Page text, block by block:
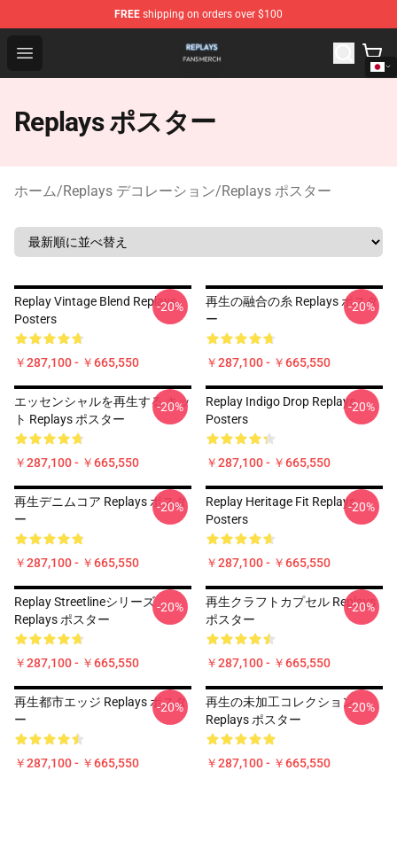
FREE shipping on orders over $100
Open menu
Replays Shop - Official Replays Merchandise Store
Replays ポスター
ホーム/Replays デコレーション/Replays ポスター
Replay Vintage Blend Replays
Posters
￥287,100 - ￥665,550
-20%
再生の融合の糸 Replays ポスタ
ー
￥287,100 - ￥665,550
-20%
エッセンシャルを再生する キッ
ト Replays ポスター
￥287,100 - ￥665,550
-20%
Replay Indigo Drop Replays
Posters
￥287,100 - ￥665,550
-20%
再生デニムコア Replays ポスタ
ー
￥287,100 - ￥665,550
-20%
Replay Heritage Fit Replays
Posters
￥287,100 - ￥665,550
-20%
Replay Streetlineシリーズ
Replays ポスター
￥287,100 - ￥665,550
-20%
再生クラフトカプセル Replays
ポスター
￥287,100 - ￥665,550
-20%
再生都市エッジ Replays ポスタ
ー
￥287,100 - ￥665,550
-20%
再生の未加工コレクション
Replays ポスター
￥287,100 - ￥665,550
-20%